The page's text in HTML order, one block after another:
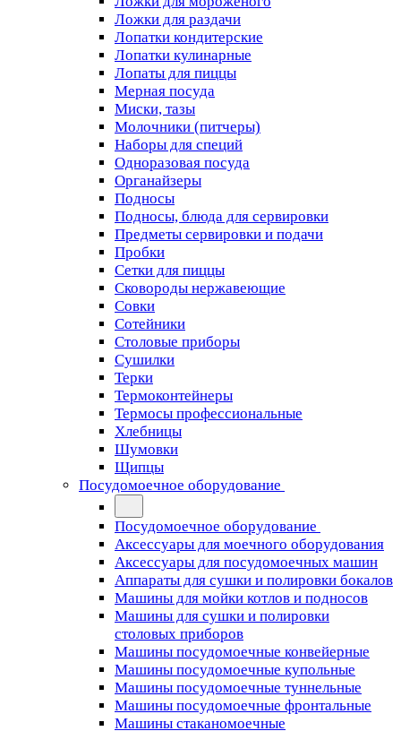
Ложки для раздачи
Лопатки кондитерские
Лопатки кулинарные
Лопаты для пиццы
Мерная посуда
Миски, тазы
Молочники (питчеры)
Наборы для специй
Одноразовая посуда
Органайзеры
Подносы
Подносы, блюда для сервировки
Предметы сервировки и подачи
Пробки
Сетки для пиццы
Сковороды нержавеющие
Совки
Сотейники
Столовые приборы
Сушилки
Терки
Термоконтейнеры
Термосы профессиональные
Хлебницы
Шумовки
Щипцы
Посудомоечное оборудование
Посудомоечное оборудование
Аксессуары для моечного оборудования
Аксессуары для посудомоечных машин
Аппараты для сушки и полировки бокалов
Машины для мойки котлов и подносов
Машины для сушки и полировки
столовых приборов
Машины посудомоечные конвейерные
Машины посудомоечные купольные
Машины посудомоечные туннельные
Машины посудомоечные фронтальные
Машины стаканомоечные